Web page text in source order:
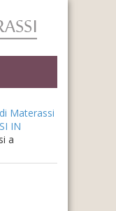
Materassi
IN
a